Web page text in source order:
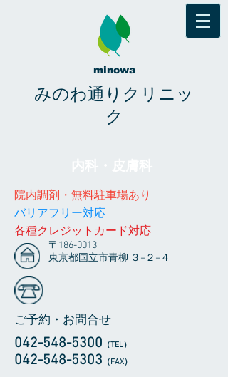
minowa
みのわ通りクリニッ
ク
〒186-0013
東京都国立市青柳 ３−２−４
院内調剤・無料駐車場あり
​​バリアフリー対応
​各種クレジットカード対応
ご予約・お問合せ
042-548-5300 （TEL）
​042-548-5303 （FAX）